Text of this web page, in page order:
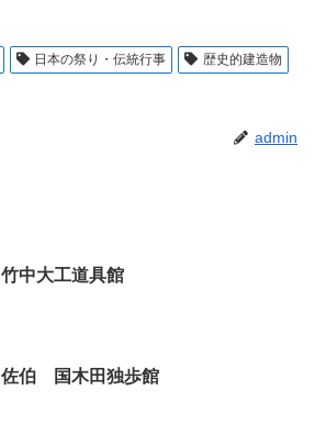
日本の祭り・伝統行事
歴史的建造物
admin
竹中大工道具館
佐伯 国木田独歩館